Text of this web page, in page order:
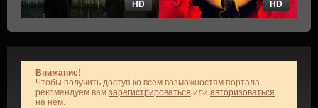
HD HD
Внимание!
Чтобы получить доступ ко всем возможностям портала -
рекомендуем вам зарегистрироваться или авторизоваться
на нем.